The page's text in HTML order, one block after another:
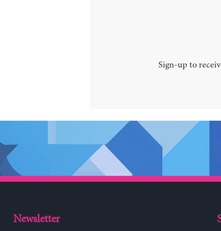
Sign-up to
Newsletter